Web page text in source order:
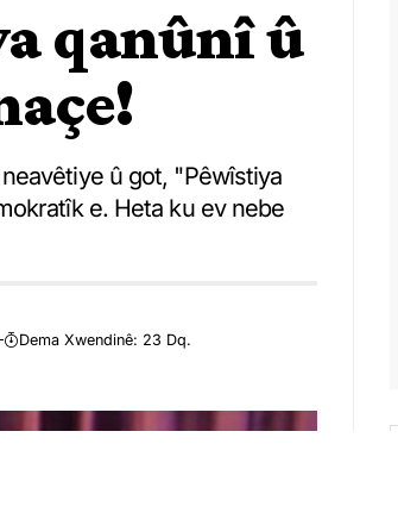
qanûnî û
û got, "Pêwîstiya
e. Heta ku ev nebe
Dema Xwendinê: 23 Dq.